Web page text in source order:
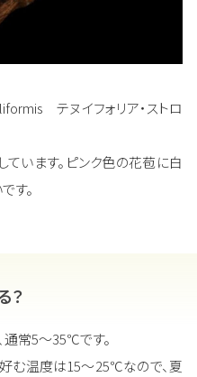
テヌイフォリア・ストロ
ています。ピンク色の花苞に白
す。
？
通常5～35℃です。
む温度は15～25℃なので、夏